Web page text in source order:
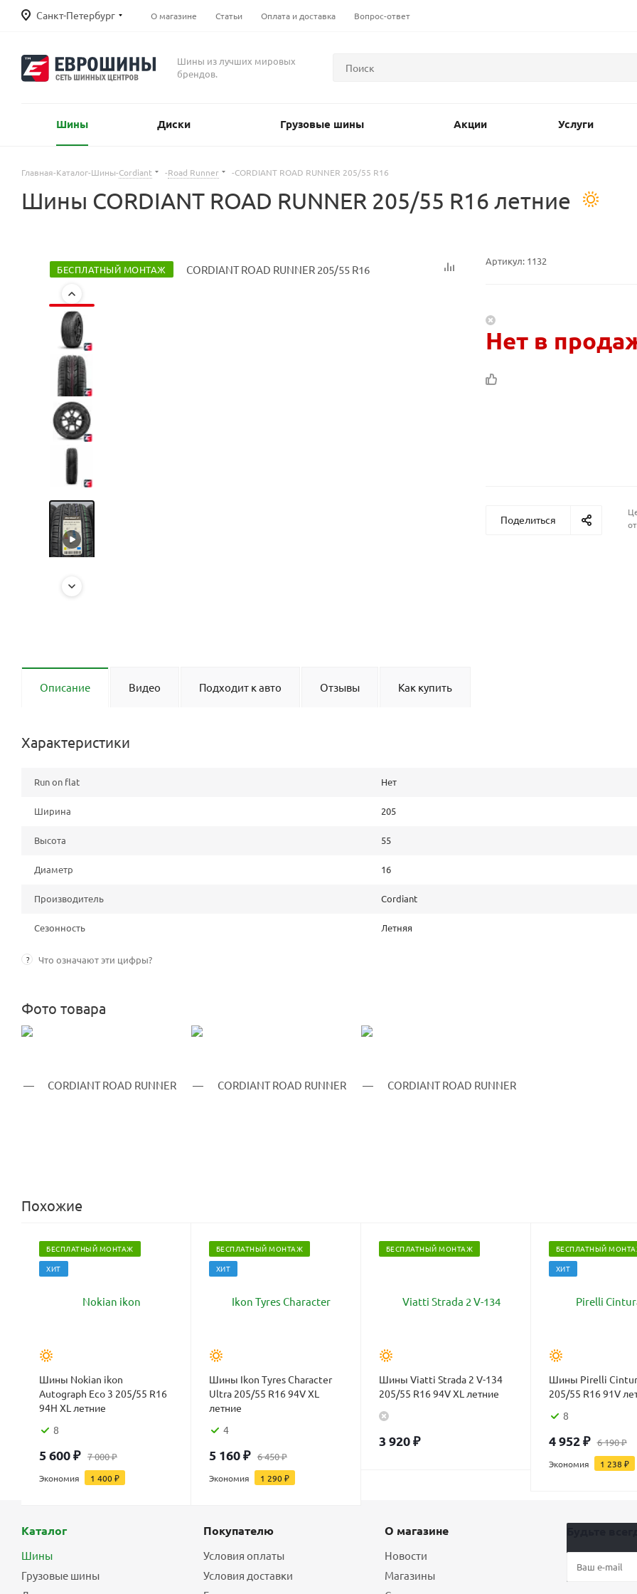
Санкт-Петербург О магазине Статьи Оплата и доставка Вопрос-ответ
Шины из лучших мировых
брендов.
Шины Диски Грузовые шины Акции Услуги
Главная-Каталог-Шины-Cordiant -Road Runner -CORDIANT ROAD RUNNER 205/55 R16
Шины CORDIANT ROAD RUNNER 205/55 R16 летние
БЕСПЛАТНЫЙ МОНТАЖ
Артикул: 1132
Нет в
Поделиться
Описание Видео Подходит к авто Отзывы Как купить
Характеристики
Run on flat Нет
Ширина 205
Высота 55
Диаметр 16
Производитель Cordiant
Сезонность Летняя
? Что означают эти цифры?
Фото товара
Похожие
БЕСПЛАТНЫЙ МОНТАЖ
ХИТ
Шины Nokian ikon
Autograph Eco 3 205/55 R16
94H XL летние
8
5 600₽ 7 000₽
Экономия 1 400₽
БЕСПЛАТНЫЙ МОНТАЖ
ХИТ
Шины Ikon Tyres Character
Ultra 205/55 R16 94V XL
летние
4
5 160₽ 6 450₽
Экономия 1 290₽
БЕСПЛАТНЫЙ МОНТАЖ
Шины Viatti Strada 2 V-134
205/55 R16 94V XL летние
3 920₽
БЕСПЛАТНЫЙ
ХИТ
Шины Pirelli
205/55 R16 91V
8
4 952₽ 6 190₽
Экономия 1 238 ₽
Каталог
Шины
Грузовые шины
Покупателю
Условия оплаты
Условия доставки
О магазине
Новости
Магазины